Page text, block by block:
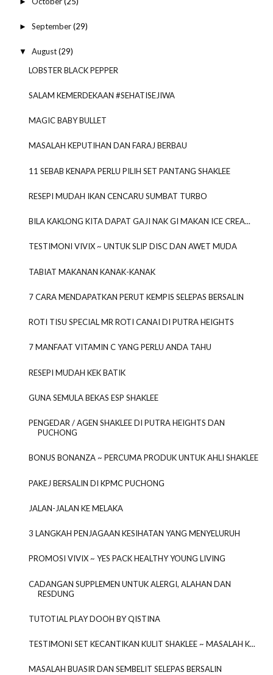
► September(29)
▼ August(29)
LOBSTER BLACK PEPPER
SALAM KEMERDEKAAN #SEHATISEJIWA
MAGIC BABY BULLET
MASALAH KEPUTIHAN DAN FARAJ BERBAU
11 SEBAB KENAPA PERLU PILIH SET PANTANG SHAKLEE
RESEPI MUDAH IKAN CENCARU SUMBAT TURBO
BILA KAKLONG KITA DAPAT GAJI NAK GI MAKAN ICE CREA...
TESTIMONI VIVIX ~ UNTUK SLIP DISC DAN AWET MUDA
TABIAT MAKANAN KANAK-KANAK
7 CARA MENDAPATKAN PERUT KEMPIS SELEPAS BERSALIN
ROTI TISU SPECIAL MR ROTI CANAI DI PUTRA HEIGHTS
7 MANFAAT VITAMIN C YANG PERLU ANDA TAHU
RESEPI MUDAH KEK BATIK
GUNA SEMULA BEKAS ESP SHAKLEE
PENGEDAR / AGEN SHAKLEE DI PUTRA HEIGHTS DAN
PUCHONG
BONUS BONANZA ~ PERCUMA PRODUK UNTUK AHLI SHAKLEE
PAKEJ BERSALIN DI KPMC PUCHONG
JALAN-JALAN KE MELAKA
3 LANGKAH PENJAGAAN KESIHATAN YANG MENYELURUH
PROMOSI VIVIX ~ YES PACK HEALTHY YOUNG LIVING
CADANGAN SUPPLEMEN UNTUK ALERGI, ALAHAN DAN
RESDUNG
TUTOTIAL PLAY DOOH BY QISTINA
TESTIMONI SET KECANTIKAN KULIT SHAKLEE ~ MASALAH K...
MASALAH BUASIR DAN SEMBELIT SELEPAS BERSALIN